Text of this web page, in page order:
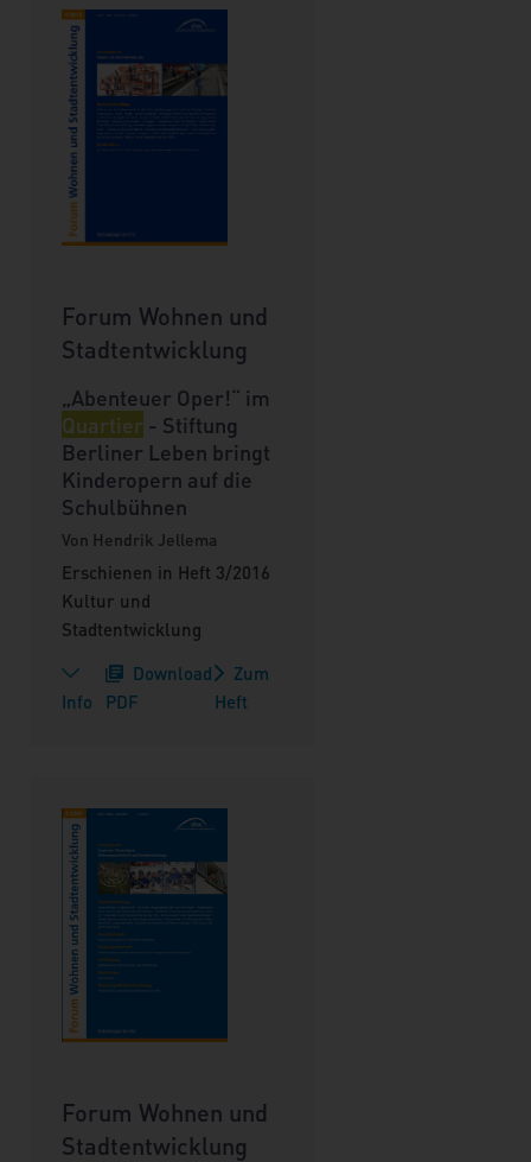
Forum Wohnen und
Stadtentwicklung
„Abenteuer Oper!“ im
Quartier - Stiftung
Berliner Leben bringt
Kinderopern auf die
Schulbühnen
Von Hendrik Jellema
Erschienen in Heft 3/2016
Kultur und
Stadtentwicklung
Info
Download
PDF
Zum
Heft
Forum Wohnen und
Stadtentwicklung